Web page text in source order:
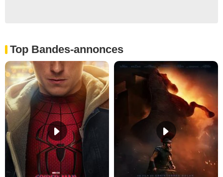
Top Bandes-annonces